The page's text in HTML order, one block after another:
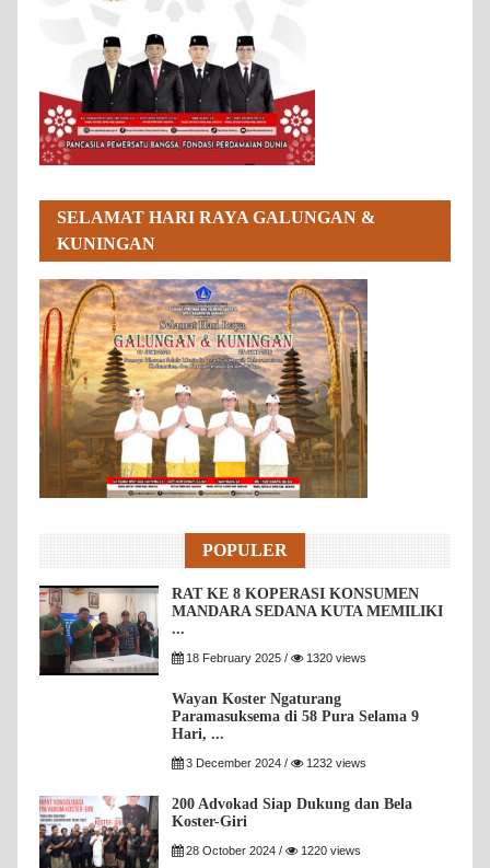
SELAMAT HARI RAYA GALUNGAN &
KUNINGAN
POPULER
RAT KE 8 KOPERASI KONSUMEN
MANDARA SEDANA KUTA MEMILIKI
...
18 February 2025 / 1320 views
Wayan Koster Ngaturang
Paramasuksema di 58 Pura Selama 9
Hari, ...
3 December 2024 / 1232 views
200 Advokad Siap Dukung dan Bela
Koster-Giri
28 October 2024 / 1220 views